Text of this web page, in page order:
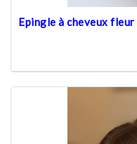
Epingle à cheveux